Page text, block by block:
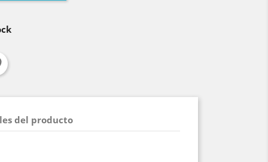
del producto